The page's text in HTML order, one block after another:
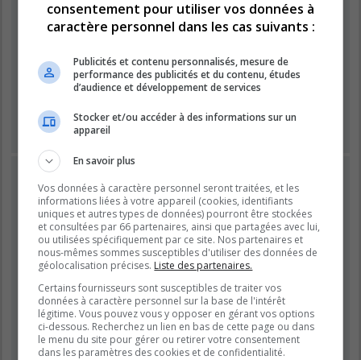
Mot de passe :
Se souvenir de moi
Masquer ma présence lors de cette session
INSCRIPTION
Vous devez être inscrit avant de pouvoir vous connecter.
L’inscription est rapide et vous offre de nombreux avantages.
Les administrateurs du forum peuvent accorder des
fonctionnalités supplémentaires aux utilisateurs inscrits. Avant
de vous inscrire, assurez-vous d’avoir pris connaissance de
nos conditions d’utilisation et de notre politique de
confidentialité. Veuillez également prendre le temps de
consulter attentivement toutes les règles du forum lors de votre
navigation.
Conditions d’utilisation|Politique de confidentialité
consentement pour utiliser vos données à
caractère personnel dans les cas suivants :
Publicités et contenu personnalisés, mesure de
performance des publicités et du contenu, études
d’audience et développement de services
Stocker et/ou accéder à des informations sur un
appareil
En savoir plus
Vos données à caractère personnel seront traitées, et les
informations liées à votre appareil (cookies, identifiants
uniques et autres types de données) pourront être stockées
et consultées par 66 partenaires, ainsi que partagées avec lui,
ou utilisées spécifiquement par ce site. Nos partenaires et
nous-mêmes sommes susceptibles d'utiliser des données de
géolocalisation précises. Liste des partenaires.
Certains fournisseurs sont susceptibles de traiter vos
données à caractère personnel sur la base de l'intérêt
légitime. Vous pouvez vous y opposer en gérant vos options
ci-dessous. Recherchez un lien en bas de cette page ou dans
le menu du site pour gérer ou retirer votre consentement
dans les paramètres des cookies et de confidentialité.